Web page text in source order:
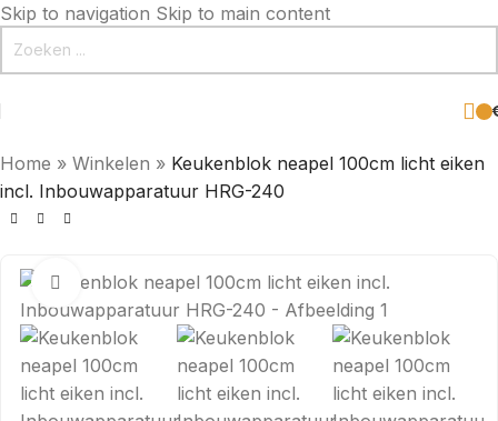
Skip to navigation Skip to main content
Home » Winkelen » Keukenblok neapel 100cm licht eiken
incl. Inbouwapparatuur HRG-240
Click to enlarge